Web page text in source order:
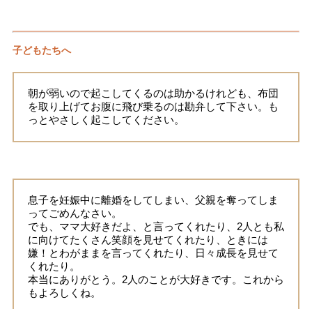
子どもたちへ
朝が弱いので起こしてくるのは助かるけれども、布団
を取り上げてお腹に飛び乗るのは勘弁して下さい。も
っとやさしく起こしてください。
息子を妊娠中に離婚をしてしまい、父親を奪ってしま
ってごめんなさい。
でも、ママ大好きだよ、と言ってくれたり、2人とも私
に向けてたくさん笑顔を見せてくれたり、ときには
嫌！とわがままを言ってくれたり、日々成長を見せて
くれたり。
本当にありがとう。2人のことが大好きです。これから
もよろしくね。